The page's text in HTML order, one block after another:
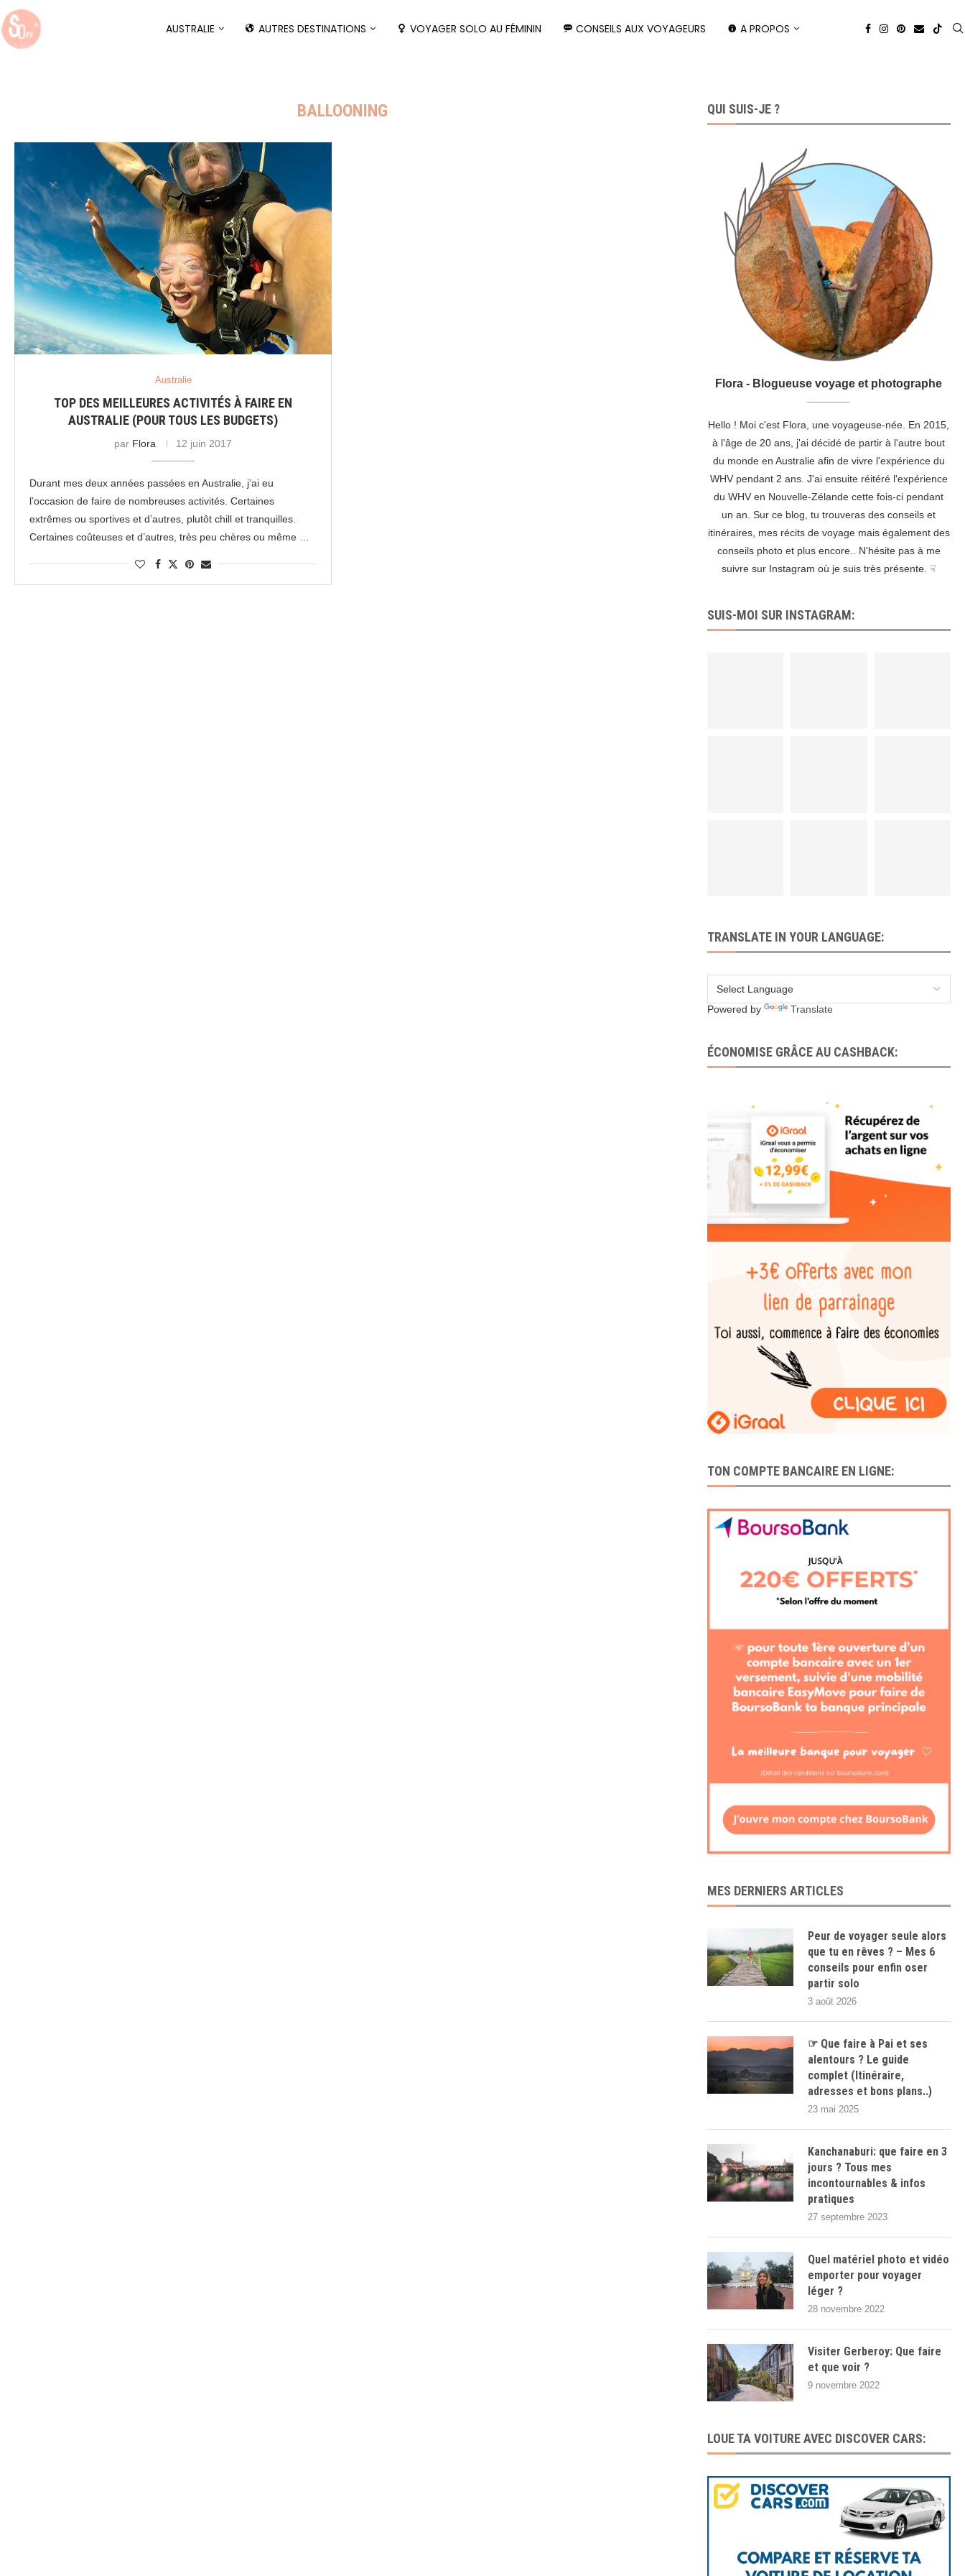
AUSTRALIE AUTRES DESTINATIONS VOYAGER SOLO AU FÉMININ CONSEILS AUX VOYAGEURS A PROPOS
BALLOONING
Australie
TOP DES MEILLEURES ACTIVITÉS À FAIRE EN
AUSTRALIE (POUR TOUS LES BUDGETS)
par Flora 12 juin 2017
Durant mes deux années passées en Australie, j’ai eu
l’occasion de faire de nombreuses activités. Certaines
extrêmes ou sportives et d’autres, plutôt chill et tranquilles.
Certaines coûteuses et d’autres, très peu chères ou même …
QUI SUIS-JE ?
Flora - Blogueuse voyage et photographe
Hello ! Moi c'est Flora, une voyageuse-née. En 2015,
à l'âge de 20 ans, j'ai décidé de partir à l'autre bout
du monde en Australie afin de vivre l'expérience du
WHV pendant 2 ans. J'ai ensuite réitéré l'expérience
du WHV en Nouvelle-Zélande cette fois-ci pendant
un an. Sur ce blog, tu trouveras des conseils et
itinéraires, mes récits de voyage mais également des
conseils photo et plus encore.. N'hésite pas à me
suivre sur Instagram où je suis très présente. ☟
SUIS-MOI SUR INSTAGRAM:
TRANSLATE IN YOUR LANGUAGE:
Powered by Translate
ÉCONOMISE GRÂCE AU CASHBACK:
TON COMPTE BANCAIRE EN LIGNE:
MES DERNIERS ARTICLES
Peur de voyager seule alors
que tu en rêves ? – Mes 6
conseils pour enfin oser
partir solo
3 août 2026
☞ Que faire à Pai et ses
alentours ? Le guide
complet (Itinéraire,
adresses et bons plans..)
23 mai 2025
Kanchanaburi: que faire en 3
jours ? Tous mes
incontournables & infos
pratiques
27 septembre 2023
Quel matériel photo et vidéo
emporter pour voyager
léger ?
28 novembre 2022
Visiter Gerberoy: Que faire
et que voir ?
9 novembre 2022
LOUE TA VOITURE AVEC DISCOVER CARS: